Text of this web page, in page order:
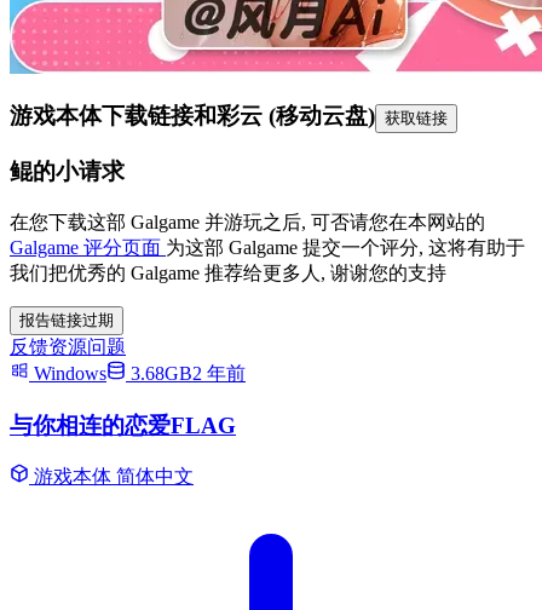
游戏本体下载链接和彩云 (移动云盘) 获取链接
鲲的小请求
在您下载这部 Galgame 并游玩之后, 可否请您在本网站的
Galgame 评分页面 为这部 Galgame 提交一个评分, 这将有助于
我们把优秀的 Galgame 推荐给更多人, 谢谢您的支持
报告链接过期
反馈资源问题
Windows
3.68GB2 年前
与你相连的恋爱FLAG
游戏本体 简体中文